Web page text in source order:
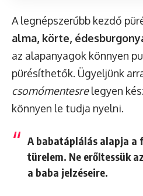
A legnépszerűbb kezdő
alma, körte,
az alapanyagok könnyen
pürésíthetők. Ügyeljünk
csomómentesrelegyen
könnyen le tudja nyelni.
A babatáplálás alapja a
türelem. Ne erőltessük
a baba jelzéseire.